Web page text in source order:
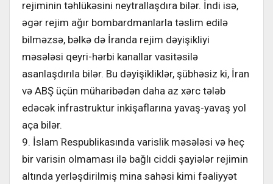
rejiminin təhlükəsini neytrallaşdıra bilər. İndi isə,
əgər rejim ağır bombardmanlarla təslim edilə
bilməzsə, bəlkə də İranda rejim dəyişikliyi
məsələsi qeyri-hərbi kanallar vasitəsilə
asanlaşdırıla bilər. Bu dəyişikliklər, şübhəsiz ki, İran
və ABŞ üçün müharibədən daha az xərc tələb
edəcək infrastruktur inkişaflarına yavaş-yavaş yol
aça bilər.
9. İslam Respublikasında varislik məsələsi və heç
bir varisin olmaması ilə bağlı ciddi şayiələr rejimin
altında yerləşdirilmiş mina sahəsi kimi fəaliyyət